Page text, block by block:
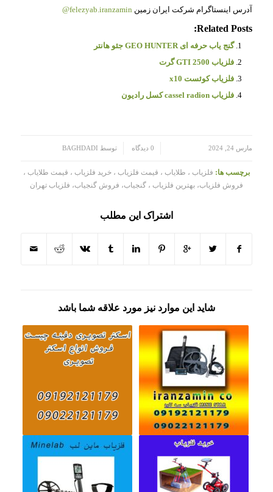
آدرس اینستاگرام شرکت ایران زمین felezyab.iranzamin@
Related Posts:
گنج یاب حرفه ای GEO HUNTER جئو هانتر
فلزیاب GTI 2500 گرت
فلزیاب کوئست x10
فلزیاب cassel radion کسل رادیون
مارس 24, 2024 0 دیدگاه توسط BAGHDADI
برچسب ها: فلزیاب ، طلایاب ، قیمت فلزیاب ، خرید فلزیاب ، قیمت طلایاب ،
فروش فلزیاب، بهترین فلزیاب ، گنجیاب، فروش گنجیاب، فلزیاب تهران
اشتراک این مطلب
شاید این موارد نیز مورد علاقه شما باشد